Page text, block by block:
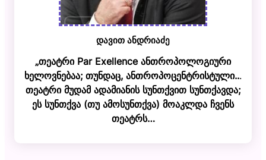
დავით ანდრიაძე
„თეატრი Par Exellence ანთროპოლოგიური
ხელოვნებაა; თუნდაც, ანთროპოცენტრისტული...
თეატრი მუდამ ადამიანის სუნთქვით სუნთქავდა;
ეს სუნთქვა (თუ ამოსუნთქვა) მოაკლდა ჩვენს
თეატრს…